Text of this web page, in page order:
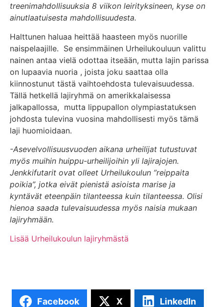
treenimahdollisuuksia 8 viikon leirityksineen, kyse on
ainutlaatuisesta mahdollisuudesta.
Halttunen haluaa heittää haasteen myös nuorille
naispelaajille. Se ensimmäinen Urheilukouluun valittu
nainen antaa vielä odottaa itseään, mutta lajin parissa
on lupaavia nuoria , joista joku saattaa olla
kiinnostunut tästä vaihtoehdosta tulevaisuudessa.
Tällä hetkellä lajiryhmä on amerikkalaisessa
jalkapallossa, mutta lippupallon olympiastatuksen
johdosta tulevina vuosina mahdollisesti myös tämä
laji huomioidaan.
-Asevelvollisuusvuoden aikana urheilijat tutustuvat
myös muihin huippu-urheilijoihin yli lajirajojen.
Jenkkifutarit ovat olleet Urheilukoulun ”reippaita
poikia”, jotka eivät pienistä asioista marise ja
kyntävät eteenpäin tilanteessa kuin tilanteessa. Olisi
hienoa saada tulevaisuudessa myös naisia mukaan
lajiryhmään.
Lisää Urheilukoulun lajiryhmästä
Facebook X LinkedIn